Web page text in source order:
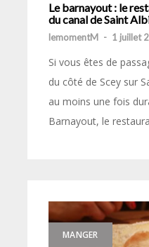
Le barnayout : le
du canal de Saint
lemomentM - 1 juillet
Si vous êtes de
du côté de Scey sur
au moins une fois
Barnayout, le
MANGER